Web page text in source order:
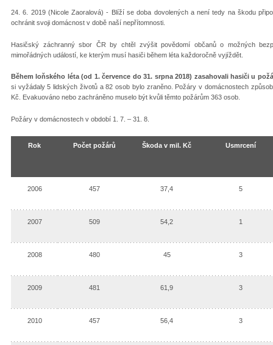
24. 6. 2019 (Nicole Zaoralová) - Blíží se doba dovolených a není tedy na škodu
ochránit svoji domácnost v době naší nepřítomnosti.
Hasičský záchranný sbor ČR by chtěl zvýšit povědomí občanů o možných
mimořádných událostí, ke kterým musí hasiči během léta každoročně vyjíždět.
Během loňského léta (od 1. července do 31. srpna 2018) zasahovali hasiči u
si vyžádaly 5 lidských životů a 82 osob bylo zraněno. Požáry v domácnostech
Kč. Evakuováno nebo zachráněno muselo být kvůli těmto požárům 363 osob.
Požáry v domácnostech v období 1. 7. – 31. 8.
Rok Počet požárů Škoda v mil. Kč Usmrcení
2006 457 37,4 5
2007 509 54,2 1
2008 480 45 3
2009 481 61,9 3
2010 457 56,4 3